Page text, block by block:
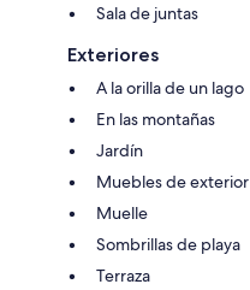
Sala de juntas
Exteriores
A la orilla de un lago
En las montañas
Jardín
Muebles de exterior
Muelle
Sombrillas de playa
Terraza